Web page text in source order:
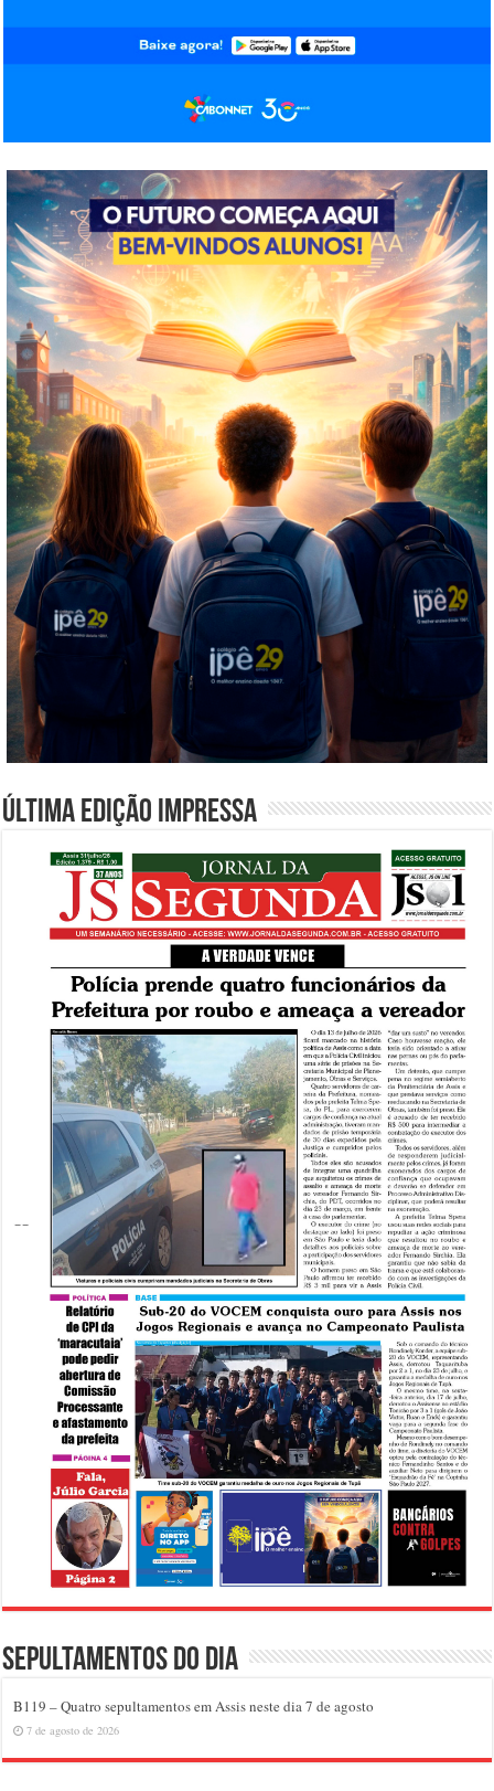
Última edição impressa
Sepultamentos do dia
B119 – Quatro sepultamentos em Assis neste dia 7 de agosto
7 de agosto de 2026